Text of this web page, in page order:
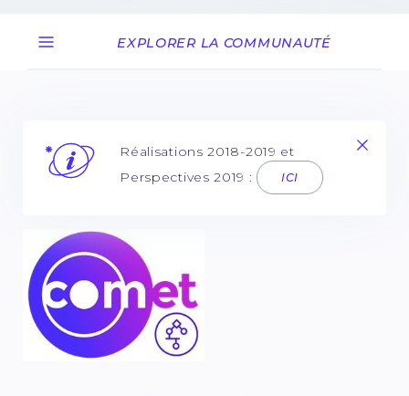
EXPLORER LA COMMUNAUTÉ
Réalisations 2018-2019 et
Perspectives 2019 :
ICI